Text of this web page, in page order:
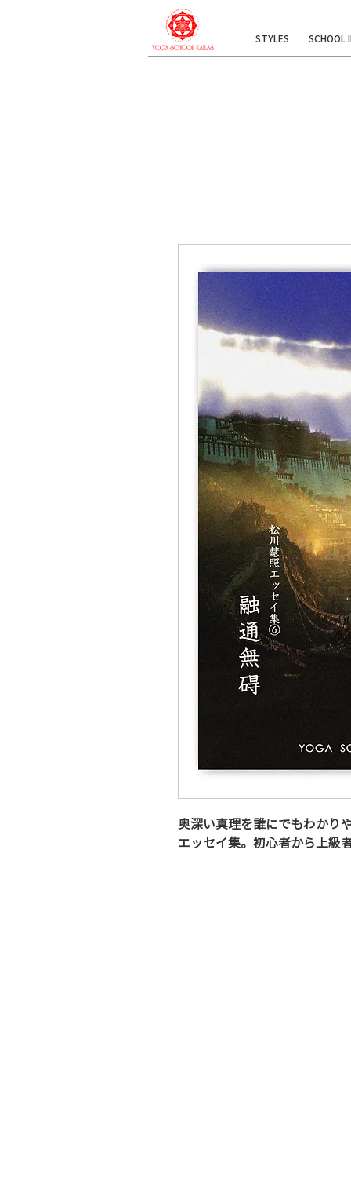
STYLES SCHOOL
奥深い真理を誰にでもわかり
エッセイ集。初心者から上級